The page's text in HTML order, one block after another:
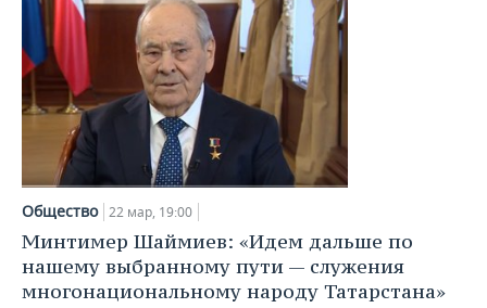
Общество 22 мар, 19:00
Минтимер Шаймиев: «Идем дальше по
нашему выбранному пути — служения
многонациональному народу Татарстана»